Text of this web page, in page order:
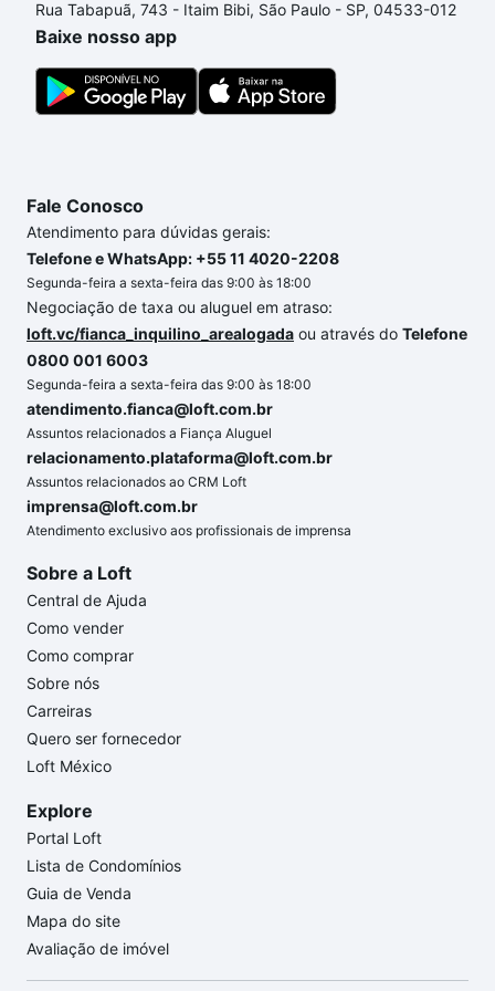
processo de compra, veja em nosso portal quanto
custa comprar um apartamento
gente para comprar o imóvel dos seus sonhos com
segurança e conforto. Loft, com você até as
Rua Tabapuã, 743 - Itaim Bibi, São Paulo - SP, 04533-012
Baixe nosso app
Fale Conosco
Atendimento para dúvidas gerais:
Telefone e WhatsApp: +55 11 4020-2208
Segunda-feira a sexta-feira das 9:00 às 18:00
Negociação de taxa ou aluguel em atraso:
loft.vc/fianca_inquilino_arealogada ou através do Telefone
0800 001 6003
Segunda-feira a sexta-feira das 9:00 às 18:00
atendimento.fianca@loft.com.br
Assuntos relacionados a Fiança Aluguel
relacionamento.plataforma@loft.com.br
Assuntos relacionados ao CRM Loft
imprensa@loft.com.br
Atendimento exclusivo aos profissionais de imprensa
Sobre a Loft
Central de Ajuda
Como vender
Como comprar
Sobre nós
Carreiras
Quero ser fornecedor
Loft México
Explore
Portal Loft
Lista de Condomínios
Guia de Venda
Mapa do site
Avaliação de imóvel